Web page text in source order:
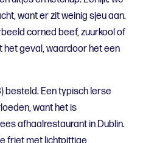
want er zit weinig sjeu aan.
corned beef, zuurkool of
het geval, waardoor het een
besteld. Een typisch Ierse
want het is
afhaalrestaurant in Dublin.